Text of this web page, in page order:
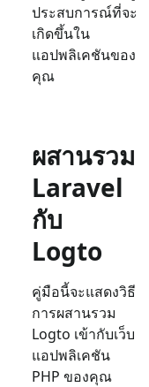
ประสบการณ์ที่จะ
เกิดขึ้นใน
แอปพลิเคชันของ
คุณ
ผสานรวม
Laravel
กับ
Logto
คู่มือนี้จะแสดงวิธี
การผสานรวม
Logto เข้ากับเว็บ
แอปพลิเคชัน
PHP ของคุณ